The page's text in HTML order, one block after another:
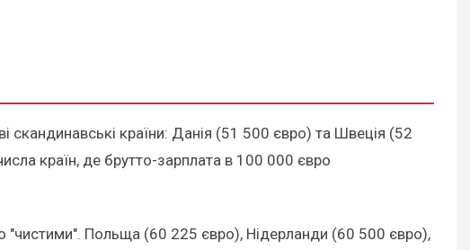
скандинавські країни: Данія (51 500 євро) та Швеція (52
країн, де брутто-зарплата в 100 000 євро
"чистими". Польща (60 225 євро), Нідерланди (60 500 євро),